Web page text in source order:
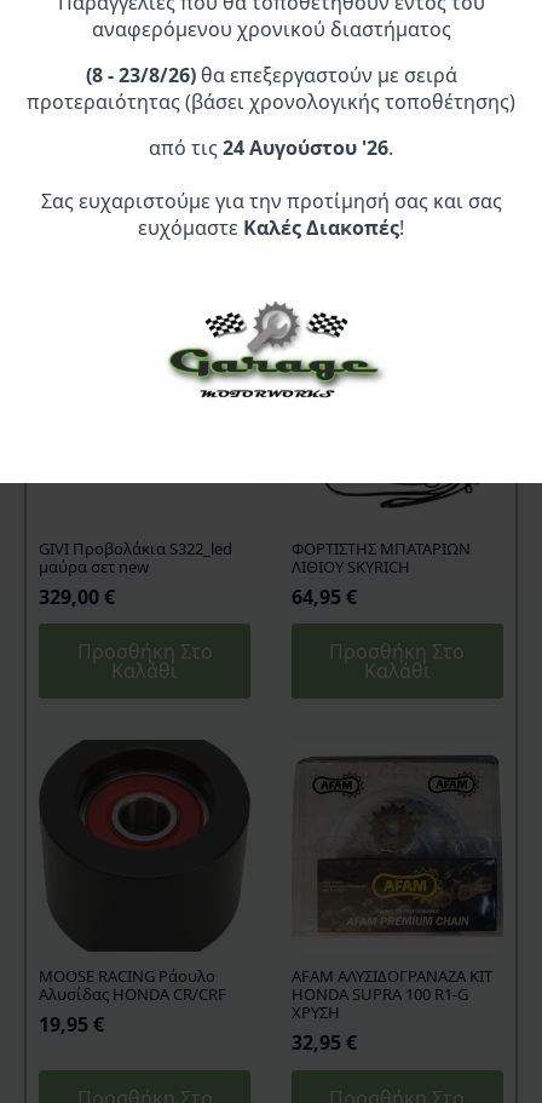
12→
GIVI Προβολάκια S322_led
μαύρα σετ new
329,00€
Προσθήκη Στο
Καλάθι
ΦΟΡΤΙΣΤΗΣ ΜΠΑΤΑΡΙΩΝ
ΛΙΘΙΟΥ SKYRICH
64,95 €
Προσθήκη Στο
Καλάθι
MOOSE RACING Ράουλο
Αλυσίδας HONDA CR/CRF
19,95 €
AFAM ΑΛΥΣΙΔΟΓΡΑΝΑΖΑ KIT
HONDA SUPRA 100 R1-G
ΧΡΥΣΗ
32,95 €
αναφερόμενου χρονικού διαστήματος
(8 - 23/8/26)θα επεξεργαστούν με σειρά
προτεραιότητας (βάσει χρονολογικής τοποθέτησης)
από τις24 Αυγούστου '26.
Σας ευχαριστούμε για την προτίμησή σας και σας
ευχόμαστε Καλές Διακοπές!